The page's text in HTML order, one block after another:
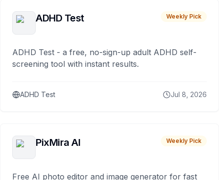
ADHD Test Weekly Pick
ADHD Test - a free, no-sign-up adult ADHD self-
screening tool with instant results.
ADHD Test Jul 8, 2026
PixMira AI Weekly Pick
Free AI photo editor and image generator for fast